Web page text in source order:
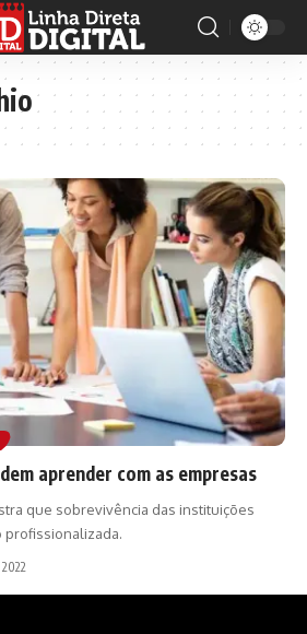
aprender com as empresas
que sobrevivência das instituições
profissionalizada.